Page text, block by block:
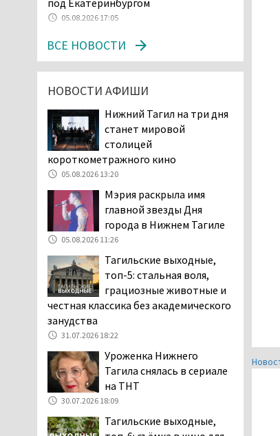
выявленным нарушениям
строительного мусора
04.08.2026 13:45
полицейского. В Нижнем
Тагиле жильцы частного
сектора ведут между собой
затяжную, бессмысленную и
беспощадную «психологическую
войну»
В Нижнем Тагиле после
вмешательства
прокуратуры четыре
аварийными и подлежащими сносу
04.08.2026 12:19
В России хотят ввести
уведомление водителей
портал «Госуслуги»
04.08.2026 12:17
Тагильские коммунисты
кандидатов на выборах в
05.08.2026 17:05
ВСЕ НОВОСТИ
НОВОСТИ АФИШИ
Нижний Тагил на три дня
станет мировой
столицей
короткометражного кино
05.08.2026 13:20
Мэрия раскрыла имя
главной звезды Дня
города в Нижнем Тагиле
05.08.2026 11:26
Тагильские выходные,
топ-5: стальная воля,
грациозные животные и
честная классика без академического
занудства
31.07.2026 18:22
Уроженка Нижнего
Тагила снялась в сериале
на ТНТ
30.07.2026 18:09
Тагильские выходные,